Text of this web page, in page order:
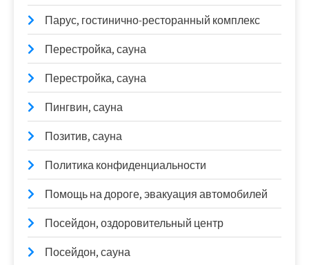
Парус, гостинично-ресторанный комплекс
Перестройка, сауна
Перестройка, сауна
Пингвин, сауна
Позитив, сауна
Политика конфиденциальности
Помощь на дороге, эвакуация автомобилей
Посейдон, оздоровительный центр
Посейдон, сауна